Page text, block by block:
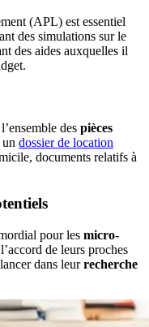
(APL) est essentiel
des simulations sur le
des aides auxquelles il
des pièces
dossier de location
documents relatifs à
pour les micro-
de leurs proches
dans leurrecherche